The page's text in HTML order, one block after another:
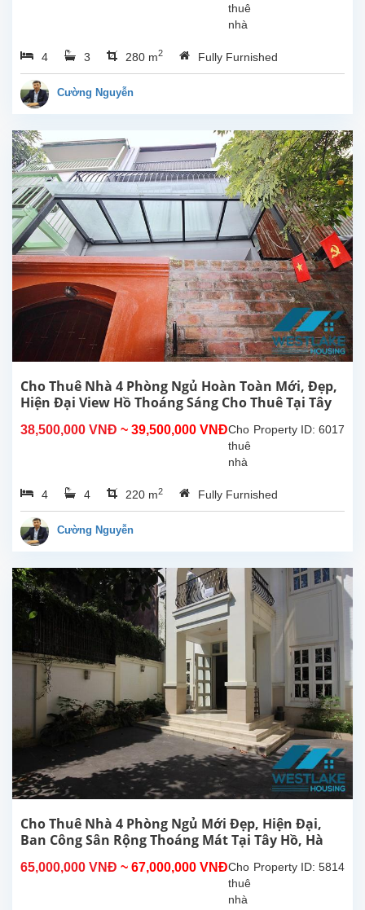
thuê
nhà
phòng
ngủ
thoáng
mát,
tại
Tô
Ngọc
Vân,
Tây
Hà
Nội.
Vị trí
nằm
trong
hẻm
đường
Tô
Vân,
rất...
4 3 280 m2 Fully Furnished
Cường Nguyễn
Cho Thuê Nhà 4 Phòng Ngủ Hoàn Toàn Mới, Đẹp,
Hiện Đại View Hồ Thoáng Sáng Cho Thuê Tại Tây
38,500,000 VNĐ ~ 39,500,000 VNĐ Property ID: 6017
Cho
thuê
nhà
phòng
ngủ
hiện
đại,
công,
thoáng
tại
Tây
Hồ,
gần
Sheraton,
Hồ
Nhà...
4 4 220 m2 Fully Furnished
Cường Nguyễn
Cho Thuê Nhà 4 Phòng Ngủ Mới Đẹp, Hiện Đại,
Ban Công Sân Rộng Thoáng Mát Tại Tây Hồ, Hà
65,000,000 VNĐ ~ 67,000,000 VNĐ Property ID: 5814
Cho
thuê
nhà